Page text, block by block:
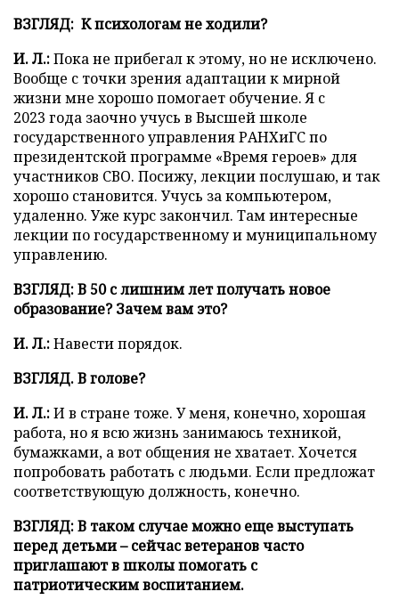
ВЗГЛЯД: К психологам не ходили?
И. Л.:Пока не прибегал к этому, но не исключено.
Вообще с точки зрения адаптации к мирной
жизни мне хорошо помогает обучение. Я с
2023 года заочно учусь в Высшей школе
государственного управления РАНХиГС по
президентской программе «Время героев» для
участников СВО. Посижу, лекции послушаю, и так
хорошо становится. Учусь за компьютером,
удаленно. Уже курс закончил. Там интересные
лекции по государственному и муниципальному
управлению.
ВЗГЛЯД: В 50 с лишним лет получать новое
образование? Зачем вам это?
И. Л.:Навести порядок.
ВЗГЛЯД. В голове?
И. Л.:И в стране тоже. У меня, конечно, хорошая
работа, но я всю жизнь занимаюсь техникой,
бумажками, а вот общения не хватает. Хочется
попробовать работать с людьми. Если предложат
соответствующую должность, конечно.
ВЗГЛЯД: В таком случае можно еще выступать
перед детьми – сейчас ветеранов часто
приглашают в школы помогать с
патриотическим воспитанием.